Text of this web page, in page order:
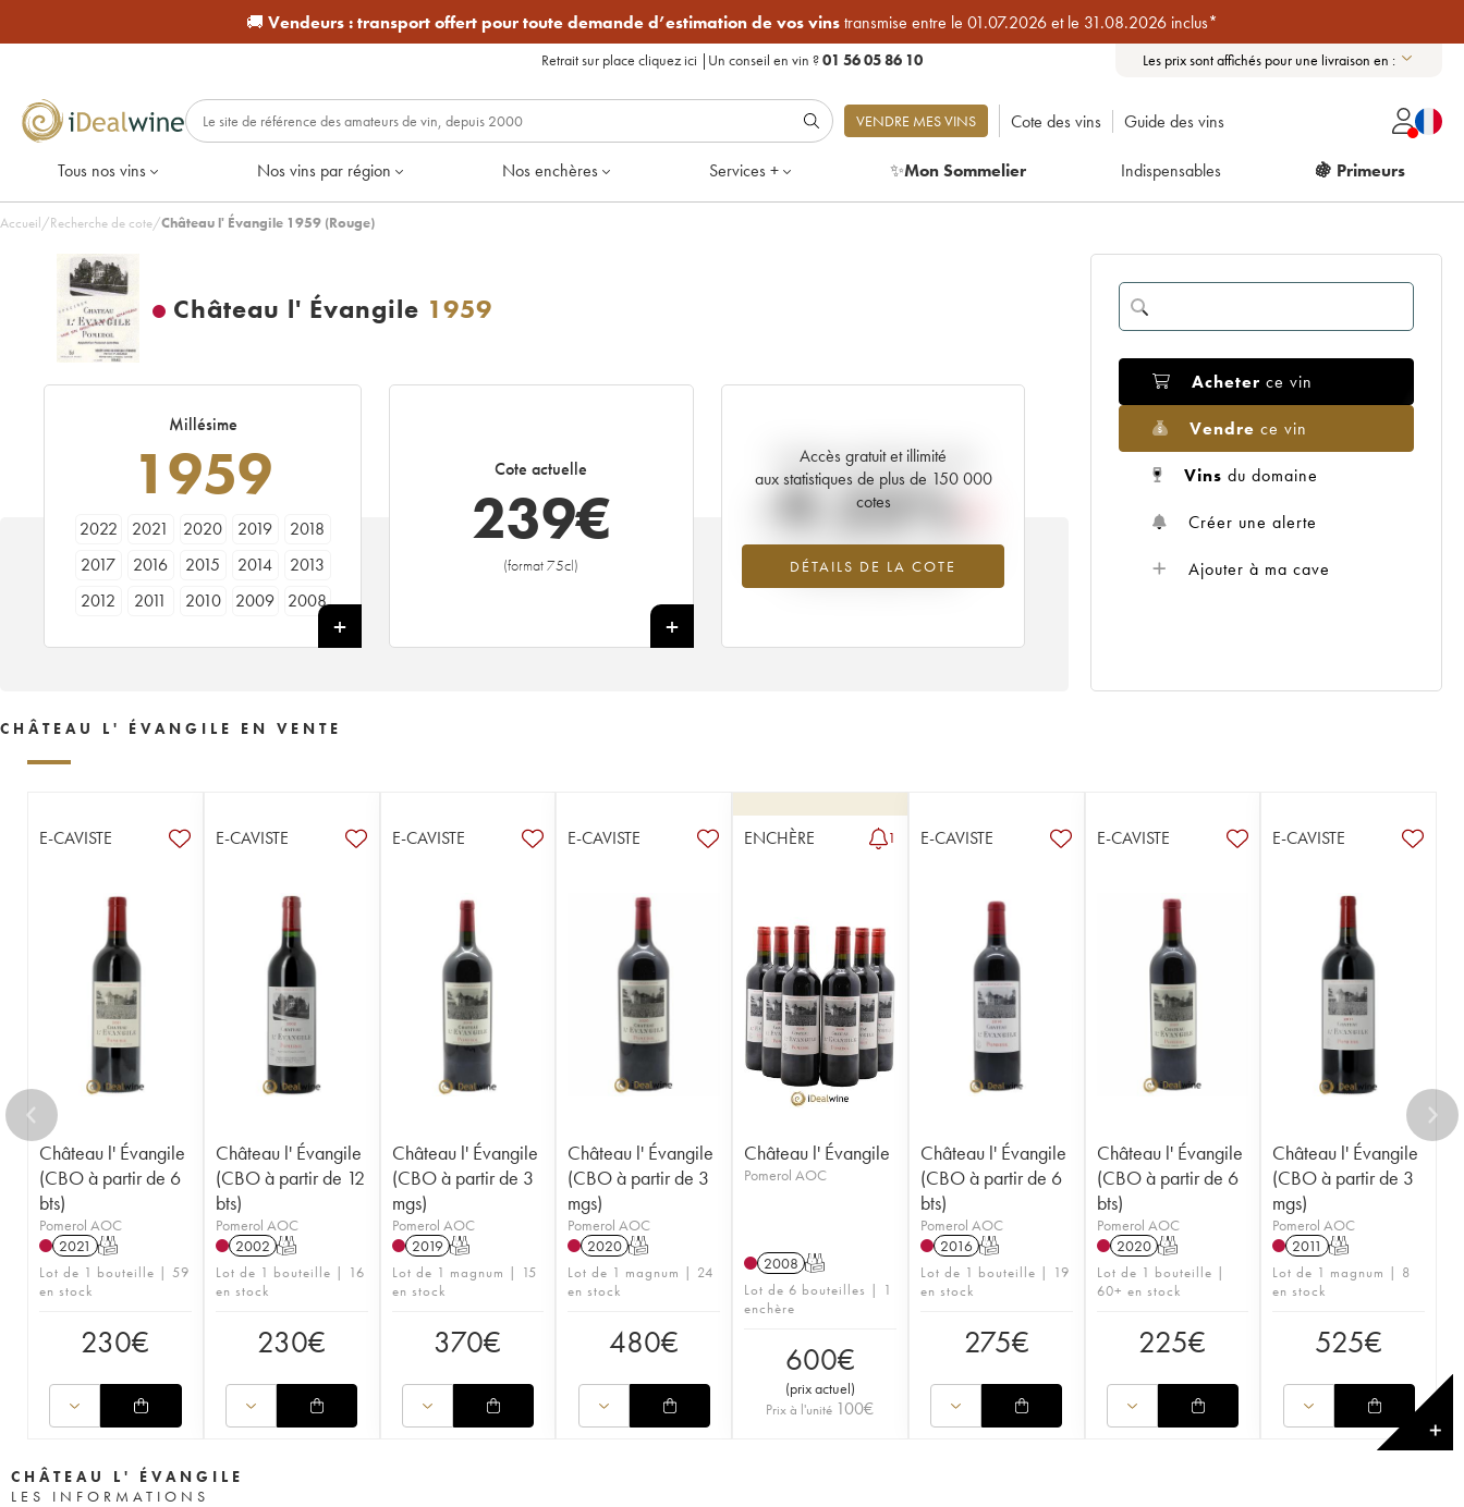
🚚 Vendeurs :transport offert pour toute demande d’estimation de vos vinstransmise entre le 01.07.2026 et le 31.08.2026 inclus*
Retrait sur place cliquez ici | Un conseil en vin ?01 56 05 86 10 Les prix sont affichés pour une livraison en :
VENDRE MES VINS Cote des vins Guide des vins
Tous nos vins Nos vins par région Nos enchères Services + ✨Mon Sommelier Indispensables 🍇 Primeurs
Accueil/Recherche de cote/Château l' Évangile 1959 (Rouge)
Château l' Évangile 1959
Millésime
1959
2022 2021 2020 2019
2018
2017
2016 2015 2014
2013
2012
2011 2010 2009
2008
1966
1961
1960
1959 1955
1953
1952
1950
1947
1945
1943
1927
1925
Cote actuelle
239€
(format 75cl)
+
Accès gratuit et illimité
aux statistiques de plus de 150 000
cotes
DÉTAILS DE LA COTE
Tendance actuelle de la cote
-9.23%
Tendance à la baisse du millésime 1959
en 2026 par rapport à 2025
Acheter ce vin
Vendre ce vin
Vins du domaine
Créer une alerte
Ajouter à ma cave
CHÂTEAU L' ÉVANGILE EN VENTE
E-CAVISTE
Château l' Évangile
(CBO à partir de 6
bts)
Pomerol AOC
2021 T
Lot de 1 bouteille | 59
en stock
230€
E-CAVISTE
Château l' Évangile
(CBO à partir de 12
bts)
Pomerol AOC
2002 T
Lot de 1 bouteille | 16
en stock
230€
E-CAVISTE
Château l' Évangile
(CBO à partir de 3
mgs)
Pomerol AOC
2019 T
Lot de 1 magnum | 15
en stock
370€
E-CAVISTE
Château l' Évangile
(CBO à partir de 3
mgs)
Pomerol AOC
2020 T
Lot de 1 magnum | 24
en stock
480€
ENCHÈRE 1
Château l' Évangile
Pomerol AOC
2008 T
Lot de 6 bouteilles | 1
enchère
600€
(prix actuel)
Prix à l'unité 100€
E-CAVISTE
Château l' Évangile
(CBO à partir de 6
bts)
Pomerol AOC
2016 T
Lot de 1 bouteille | 19
en stock
275€
E-CAVISTE
Château l' Évangile
(CBO à partir de 6
bts)
Pomerol AOC
2020 T
Lot de 1 bouteille |
60+ en stock
225€
E-CAVISTE
Château l' Évangile
(CBO à partir de 3
mgs)
Pomerol AOC
2011 T
Lot de 1 magnum | 8
en stock
525€
✕
CHÂTEAU L' ÉVANGILE
LES INFORMATIONS